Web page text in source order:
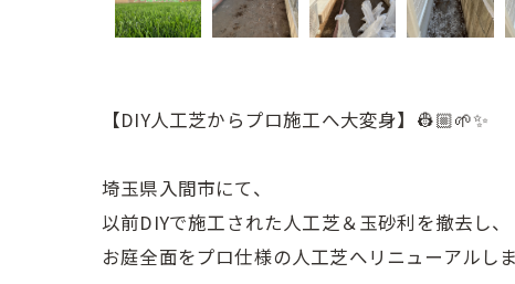
【DIY人工芝からプロ施工へ大変身】👷🏼🌱✨
埼玉県入間市にて、
以前DIYで施工された人工芝＆玉砂利を撤去し、
お庭全面をプロ仕様の人工芝へリニューアルし